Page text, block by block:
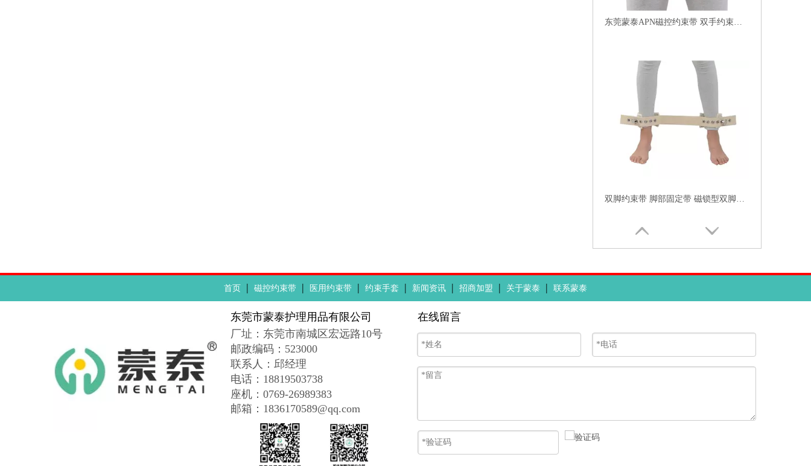
东莞蒙泰APN磁控约束带 双手约束带 磁扣式约束带 磁扣约束带
双脚约束带 脚部固定带 磁锁型双脚约束带 双脚磁控约束带供应商
首页 | 磁控约束带 | 医用约束带 | 约束手套 | 新闻资讯 | 招商加盟 | 关于蒙泰 | 联系蒙泰
东莞市蒙泰护理用品有限公司
厂址： 东莞市南城区宏远路10号
邮政编码 ： 523000
联系人：邱经理
电话：18819503738
座机：0769-26989383
邮箱：1836170589@qq.com
在线留言